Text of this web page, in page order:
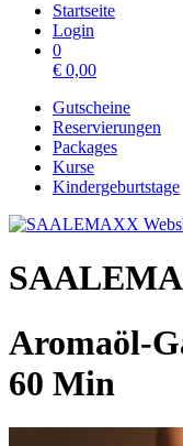
Startseite
Login
0
€ 0,00
Gutscheine
Reservierungen
Packages
Kurse
Kindergeburtstage
Aromaöl-
60 Min